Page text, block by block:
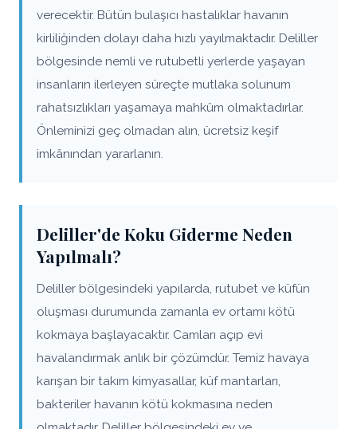
verecektir. Bütün bulaşıcı hastalıklar havanın
kirliliğinden dolayı daha hızlı yayılmaktadır. Deliller
bölgesinde nemli ve rutubetli yerlerde yaşayan
insanların ilerleyen süreçte mutlaka solunum
rahatsızlıkları yaşamaya mahkûm olmaktadırlar.
Önleminizi geç olmadan alın, ücretsiz keşif
imkânından yararlanın.
Deliller'de Koku Giderme Neden
Yapılmalı?
Deliller bölgesindeki yapılarda, rutubet ve küfün
oluşması durumunda zamanla ev ortamı kötü
kokmaya başlayacaktır. Camları açıp evi
havalandırmak anlık bir çözümdür. Temiz havaya
karışan bir takım kimyasallar, küf mantarları,
bakteriler havanın kötü kokmasına neden